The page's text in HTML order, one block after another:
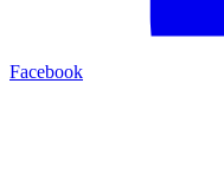
Facebook